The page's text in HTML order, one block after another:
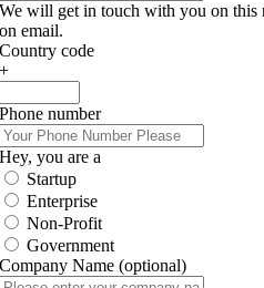
We will get in touch with you on this
on email.
Country code
+
Phone number
Hey, you are a
Startup
Enterprise
Non-Profit
Government
Company Name (optional)